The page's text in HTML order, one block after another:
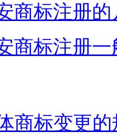
商标注册
商标注册
商标变更